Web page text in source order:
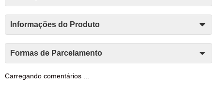
Informações do Produto
Formas de Parcelamento
Carregando comentários ...